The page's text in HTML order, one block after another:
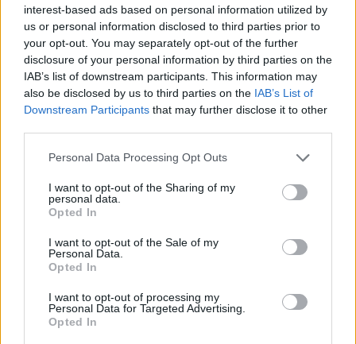
interest-based ads based on personal information utilized by
us or personal information disclosed to third parties prior to
your opt-out. You may separately opt-out of the further
disclosure of your personal information by third parties on the
IAB’s list of downstream participants. This information may
also be disclosed by us to third parties on the IAB’s List of
Downstream Participants that may further disclose it to other
Personal Data Processing Opt Outs
I want to opt-out of the Sharing of my
personal data.
Opted In
I want to opt-out of the Sale of my
Personal Data.
Opted In
I want to opt-out of processing my
Personal Data for Targeted Advertising.
Opted In